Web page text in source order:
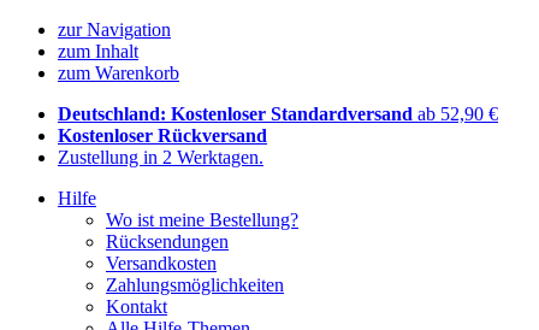
zur Navigation
zum Inhalt
zum Warenkorb
Deutschland: Kostenloser Standardversand ab 52,90 €
Kostenloser Rückversand
Zustellung in 2 Werktagen.
Hilfe
Wo ist meine Bestellung?
Rücksendungen
Versandkosten
Zahlungsmöglichkeiten
Kontakt